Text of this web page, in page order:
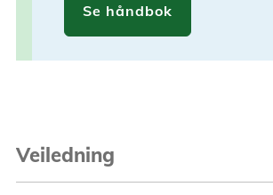
Se håndbok
Veiledning